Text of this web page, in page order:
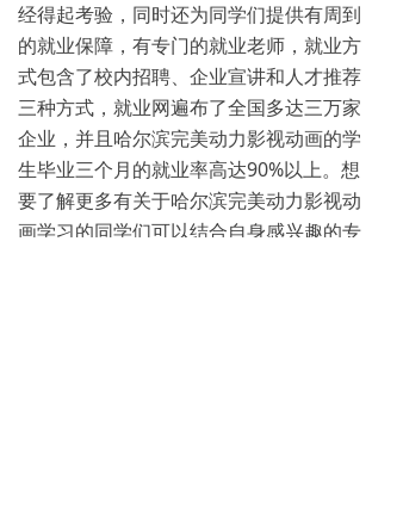
经得起考验，同时还为同学们提供有周到
的就业保障，有专门的就业老师，就业方
式包含了校内招聘、企业宣讲和人才推荐
三种方式，就业网遍布了全国多达三万家
企业，并且哈尔滨完美动力影视动画的学
生毕业三个月的就业率高达90%以上。想
要了解更多有关于哈尔滨完美动力影视动
画学习的同学们可以结合自身感兴趣的专